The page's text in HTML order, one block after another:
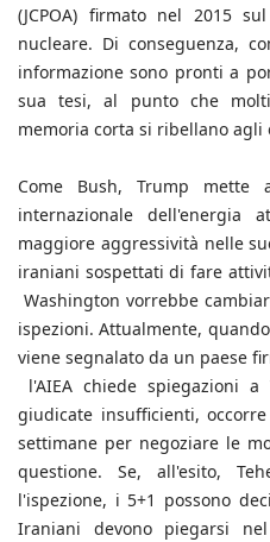
(JCPOA) firmato nel 2015
nucleare. Di conseguenza,
informazione sono pronti a
sua tesi, al punto che
memoria corta si ribellano
Come Bush, Trump mette
internazionale dell'energia
maggiore aggressività nelle
iraniani sospettati di fare
Washington vorrebbe
ispezioni. Attualmente,
viene segnalato da un paese
l'AIEA chiede spiegazioni
giudicate insufficienti,
settimane per negoziare le
questione. Se, all'esito,
l'ispezione, i 5+1 possono
Iraniani devono piegarsi